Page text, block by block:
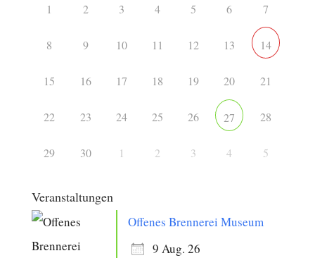
1 2 3 4 5 6 7
8 9 10 11 12 13 14
15 16 17 18 19 20 21
22 23 24 25 26 27 28
29 30 1 2 3 4 5
Veranstaltungen
Offenes Brennerei Museum
9 Aug. 26